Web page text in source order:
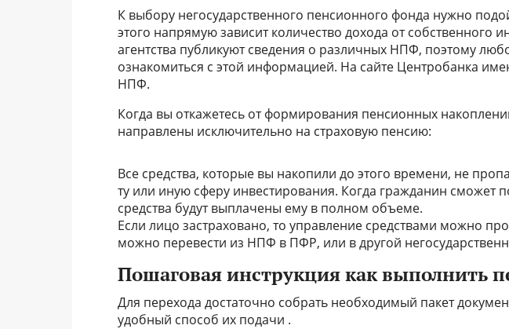
К выбору негосударственного пенсионного фонда нужно
этого напрямую зависит количество дохода от собственного
агентства публикуют сведения о различных НПФ, поэтому
ознакомиться с этой информацией. На сайте Центробанка
НПФ.
Когда вы откажетесь от формирования пенсионных
направлены исключительно на страховую пенсию:
Все средства, которые вы накопили до этого времени, не
ту или иную сферу инвестирования. Когда гражданин сможет
средства будут выплачены ему в полном объеме.
Если лицо застраховано, то управление средствами можно
можно перевести из НПФ в ПФР, или в другой
Пошаговая инструкция как выполнить
Для перехода достаточно собрать необходимый пакет
удобный способ их подачи .